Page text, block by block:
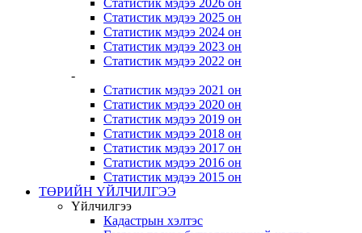
Статистик мэдээ 2026 он
Статистик мэдээ 2025 он
Статистик мэдээ 2024 он
Статистик мэдээ 2023 он
Статистик мэдээ 2022 он
-
Статистик мэдээ 2021 он
Статистик мэдээ 2020 он
Статистик мэдээ 2019 он
Статистик мэдээ 2018 он
Статистик мэдээ 2017 он
Статистик мэдээ 2016 он
Статистик мэдээ 2015 он
ТӨРИЙН ҮЙЛЧИЛГЭЭ
Үйлчилгээ
Кадастрын хэлтэс